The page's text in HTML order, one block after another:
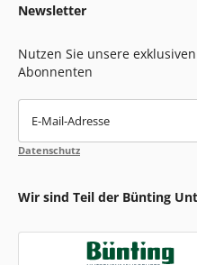
Newsletter
Nutzen Sie unsere
Abonnenten
E-Mail-Adresse
Datenschutz
Wir sind Teil der Bünting